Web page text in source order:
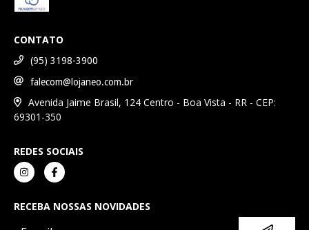
CONTATO
(95) 3198-3900
falecom@lojaneo.com.br
Avenida Jaime Brasil, 124 Centro - Boa Vista - RR - CEP:
69301-350
REDES SOCIAIS
RECEBA NOSSAS NOVIDADES